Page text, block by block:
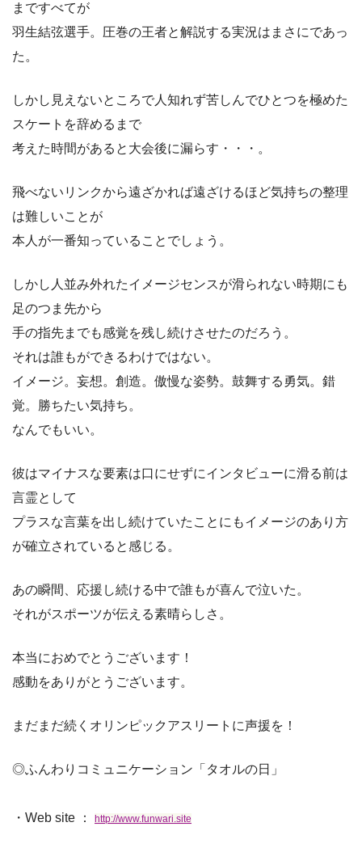
まですべてが
羽生結弦選手。圧巻の王者と解説する実況はまさにであっ
た。
しかし見えないところで人知れず苦しんでひとつを極めた
スケートを辞めるまで
考えた時間があると大会後に漏らす・・・。
飛べないリンクから遠ざかれば遠ざけるほど気持ちの整理
は難しいことが
本人が一番知っていることでしょう。
しかし人並み外れたイメージセンスが滑られない時期にも
足のつま先から
手の指先までも感覚を残し続けさせたのだろう。
それは誰もができるわけではない。
イメージ。妄想。創造。傲慢な姿勢。鼓舞する勇気。錯
覚。勝ちたい気持ち。
なんでもいい。
彼はマイナスな要素は口にせずにインタビューに滑る前は
言霊として
プラスな言葉を出し続けていたことにもイメージのあり方
が確立されていると感じる。
あの瞬間、応援し続ける中で誰もが喜んで泣いた。
それがスポーツが伝える素晴らしさ。
本当におめでとうございます！
感動をありがとうございます。
まだまだ続くオリンピックアスリートに声援を！
◎ふんわりコミュニケーション「タオルの日」
・Web site ： http://www.funwari.site